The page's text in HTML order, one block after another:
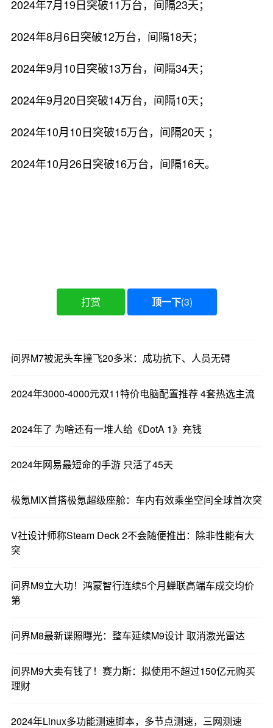
2024年7月19日突破11万台，间隔23天；
2024年8月6日突破12万台，间隔18天；
2024年9月10日突破13万台，间隔34天；
2024年9月20日突破14万台，间隔10天；
2024年10月10日突破15万台，间隔20天 ；
2024年10月26日突破16万台，间隔16天。
打赏 顶一下(3)
问界M7被泥头车撞飞20多米：成功抗下、人员无碍
2024年3000-4000元双11特价电脑配置推荐 4套热选主流
2024年了 为啥还有一堆人给《DotA 1》充钱
2024年网易最短命的手游 只活了45天
极氪MIX首搭极氪超级座舱：车内有效乘坐空间全球首次突
V社设计师称Steam Deck 2不会随便推出：除非性能有大
突
问界M9立大功！鸿蒙智行连续5个月蝉联高端车成交均价
第
问界M8最新谍照曝光：整车延续M9设计 取消激光雷达
问界M9大卖有钱了！赛力斯：拟使用不超过150亿元购买
理财
2024年Linux多功能测速脚本，多节点测速，三网测速